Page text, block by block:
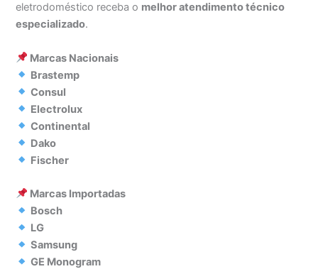
eletrodoméstico receba o melhor atendimento técnico
especializado.
Marcas Nacionais
Brastemp
Consul
Electrolux
Continental
Dako
Fischer
Marcas Importadas
Bosch
LG
Samsung
GE Monogram